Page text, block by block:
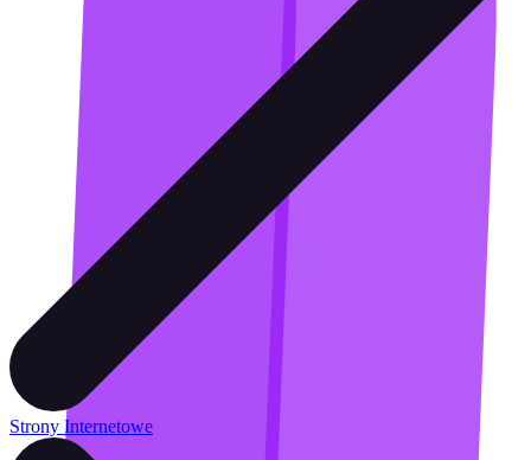
Strony Internetowe